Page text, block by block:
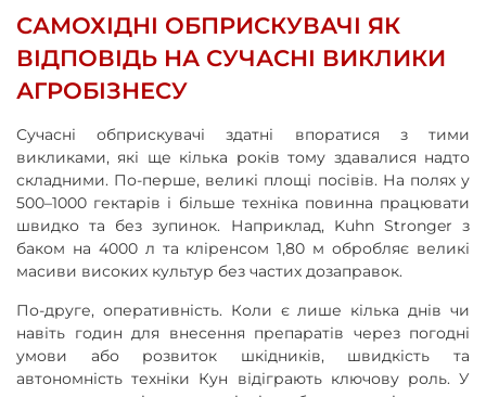
САМОХІДНІ ОБПРИСКУВАЧІ ЯК
ВІДПОВІДЬ НА СУЧАСНІ ВИКЛИКИ
АГРОБІЗНЕСУ
Сучасні обприскувачі здатні впоратися з тими
викликами, які ще кілька років тому здавалися надто
складними. По-перше, великі площі посівів. На полях у
500–1000 гектарів і більше техніка повинна працювати
швидко та без зупинок. Наприклад, Kuhn Stronger з
баком на 4000 л та кліренсом 1,80 м обробляє великі
масиви високих культур без частих дозаправок.
По-друге, оперативність. Коли є лише кілька днів чи
навіть годин для внесення препаратів через погодні
умови або розвиток шкідників, швидкість та
автономність техніки Кун відіграють ключову роль. У